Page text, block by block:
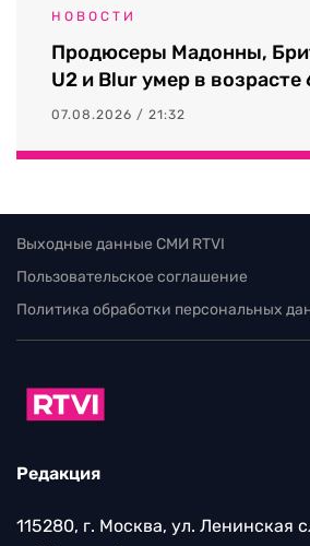
НОВОСТИ
Продюсеры Мадонны,
U2 и Blur умер в возрасте
07.08.2026 / 21:32
Выходные данные СМИ RTVI
Пользовательское соглашение
Политика обработки персональных
Редакция
115280, г. Москва, ул. Ленинская